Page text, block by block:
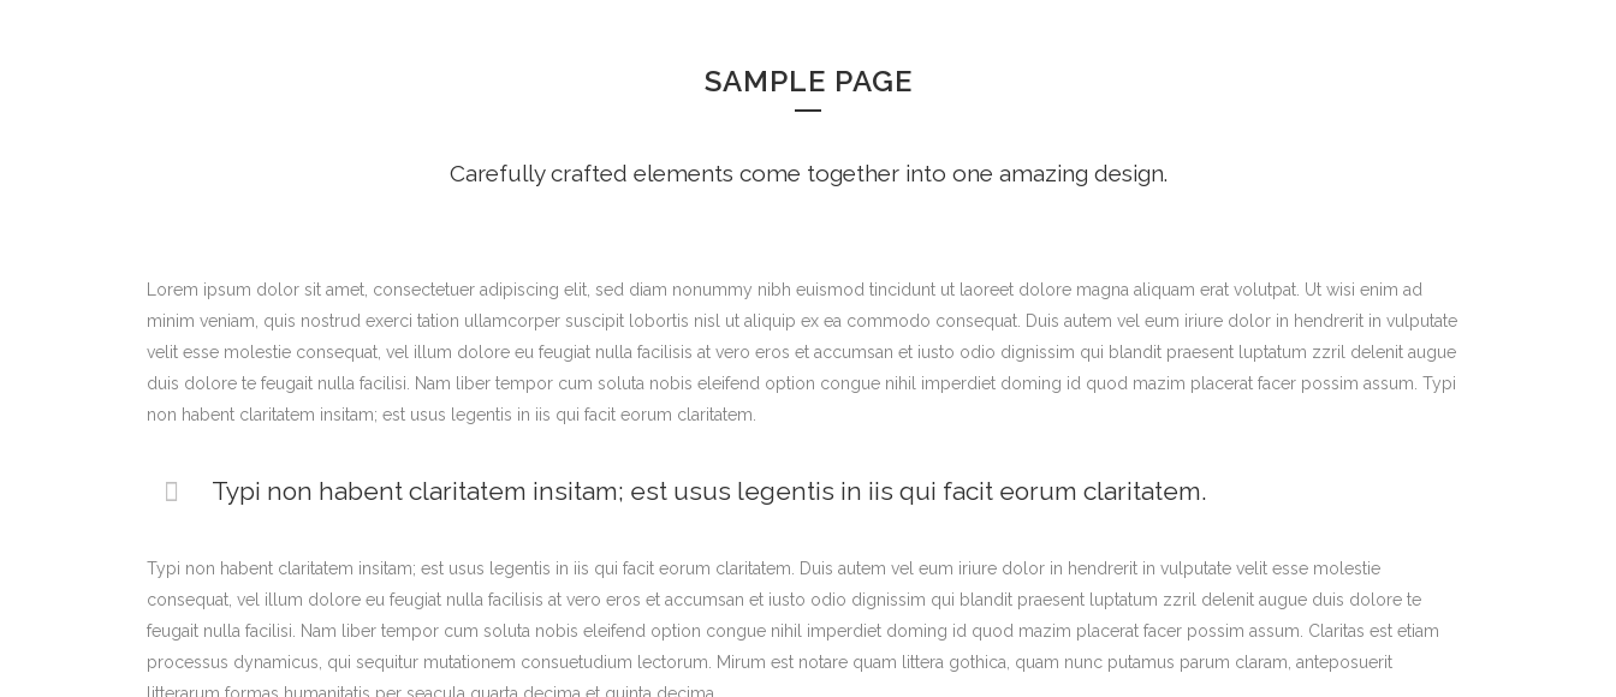
SAMPLE PAGE
Carefully crafted elements come together into one amazing design.
Lorem ipsum dolor sit amet, consectetuer adipiscing elit, sed diam nonummy nibh euismod tincidunt ut laoreet dolore magna aliquam erat volutpat. Ut wisi enim ad
minim veniam, quis nostrud exerci tation ullamcorper suscipit lobortis nisl ut aliquip ex ea commodo consequat. Duis autem vel eum iriure dolor in hendrerit in vulputate
velit esse molestie consequat, vel illum dolore eu feugiat nulla facilisis at vero eros et accumsan et iusto odio dignissim qui blandit praesent luptatum zzril delenit augue
duis dolore te feugait nulla facilisi. Nam liber tempor cum soluta nobis eleifend option congue nihil imperdiet doming id quod mazim placerat facer possim assum. Typi
non habent claritatem insitam; est usus legentis in iis qui facit eorum claritatem.
Typi non habent claritatem insitam; est usus legentis in iis qui facit eorum claritatem.
Typi non habent claritatem insitam; est usus legentis in iis qui facit eorum claritatem. Duis autem vel eum iriure dolor in hendrerit in vulputate velit esse molestie
consequat, vel illum dolore eu feugiat nulla facilisis at vero eros et accumsan et iusto odio dignissim qui blandit praesent luptatum zzril delenit augue duis dolore te
feugait nulla facilisi. Nam liber tempor cum soluta nobis eleifend option congue nihil imperdiet doming id quod mazim placerat facer possim assum. Claritas est etiam
processus dynamicus, qui sequitur mutationem consuetudium lectorum. Mirum est notare quam littera gothica, quam nunc putamus parum claram, anteposuerit